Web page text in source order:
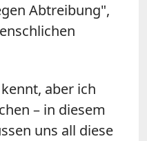
Abtreibung",
aber ich
– in diesem
uns all diese